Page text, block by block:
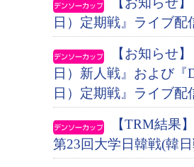
日）定期戦』ライブ配
【お知らせ
日）新人戦』および『
日）定期戦』ライブ配
【TRM結果
第23回大学日韓戦(韓